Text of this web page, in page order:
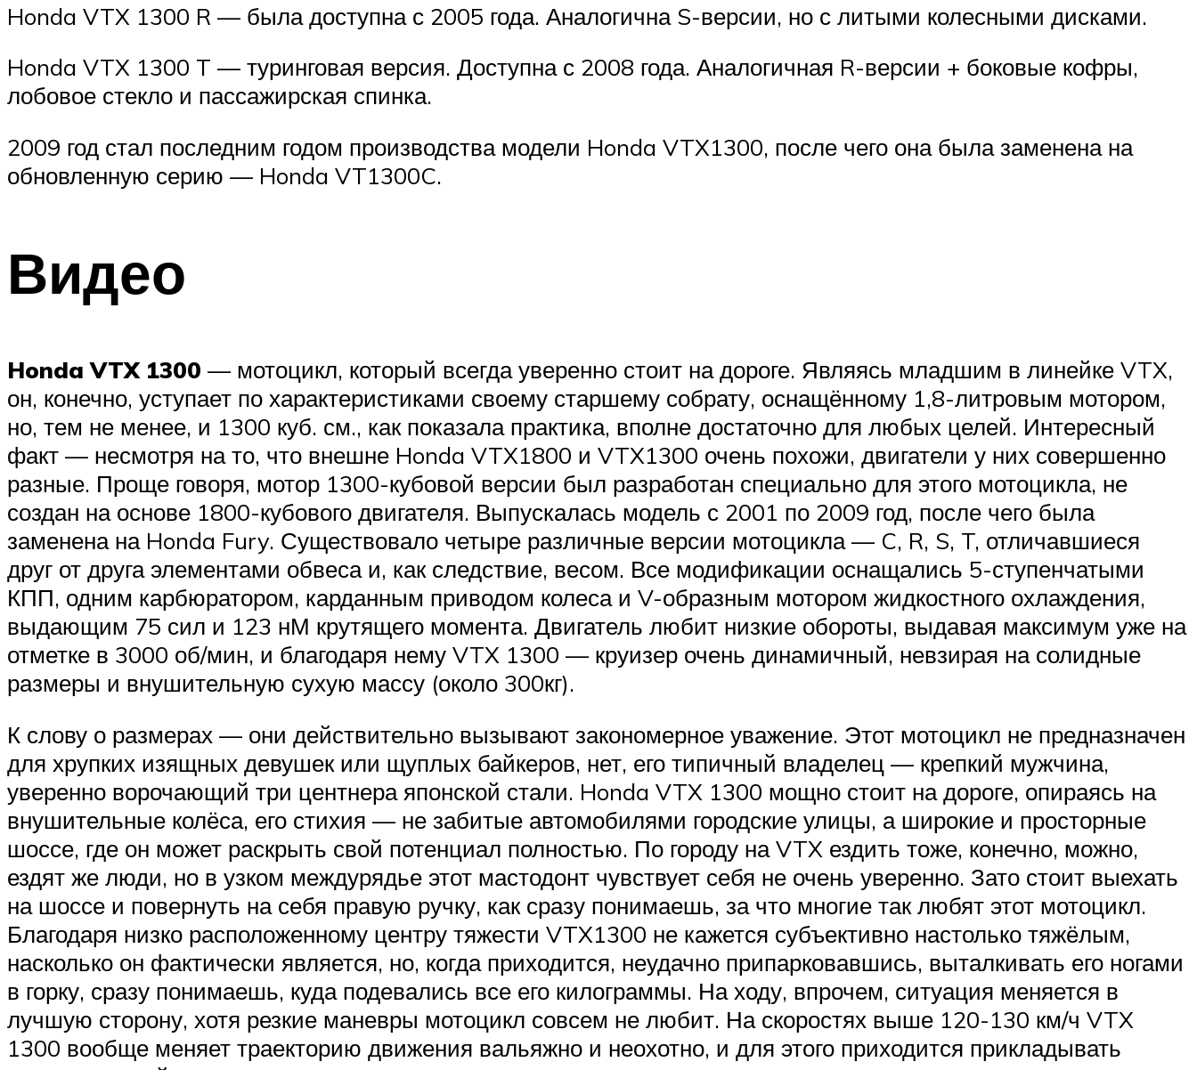
Honda VTX 1300 R — была доступна с 2005 года. Аналогична S-версии, но с литыми колесными дисками.
Honda VTX 1300 T — туринговая версия. Доступна с 2008 года. Аналогичная R-версии + боковые кофры,
лобовое стекло и пассажирская спинка.
2009 год стал последним годом производства модели Honda VTX1300, после чего она была заменена на
обновленную серию — Honda VT1300C.
Видео
Honda VTX 1300 — мотоцикл, который всегда уверенно стоит на дороге. Являясь младшим в линейке VTX,
он, конечно, уступает по характеристиками своему старшему собрату, оснащённому 1,8-литровым мотором,
но, тем не менее, и 1300 куб. см., как показала практика, вполне достаточно для любых целей. Интересный
факт — несмотря на то, что внешне Honda VTX1800 и VTX1300 очень похожи, двигатели у них совершенно
разные. Проще говоря, мотор 1300-кубовой версии был разработан специально для этого мотоцикла, не
создан на основе 1800-кубового двигателя. Выпускалась модель с 2001 по 2009 год, после чего была
заменена на Honda Fury. Существовало четыре различные версии мотоцикла — C, R, S, T, отличавшиеся
друг от друга элементами обвеса и, как следствие, весом. Все модификации оснащались 5-ступенчатыми
КПП, одним карбюратором, карданным приводом колеса и V-образным мотором жидкостного охлаждения,
выдающим 75 сил и 123 нМ крутящего момента. Двигатель любит низкие обороты, выдавая максимум уже на
отметке в 3000 об/мин, и благодаря нему VTX 1300 — круизер очень динамичный, невзирая на солидные
размеры и внушительную сухую массу (около 300кг).
К слову о размерах — они действительно вызывают закономерное уважение. Этот мотоцикл не предназначен
для хрупких изящных девушек или щуплых байкеров, нет, его типичный владелец — крепкий мужчина,
уверенно ворочающий три центнера японской стали. Honda VTX 1300 мощно стоит на дороге, опираясь на
внушительные колёса, его стихия — не забитые автомобилями городские улицы, а широкие и просторные
шоссе, где он может раскрыть свой потенциал полностью. По городу на VTX ездить тоже, конечно, можно,
ездят же люди, но в узком междурядье этот мастодонт чувствует себя не очень уверенно. Зато стоит выехать
на шоссе и повернуть на себя правую ручку, как сразу понимаешь, за что многие так любят этот мотоцикл.
Благодаря низко расположенному центру тяжести VTX1300 не кажется субъективно настолько тяжёлым,
насколько он фактически является, но, когда приходится, неудачно припарковавшись, выталкивать его ногами
в горку, сразу понимаешь, куда подевались все его килограммы. На ходу, впрочем, ситуация меняется в
лучшую сторону, хотя резкие маневры мотоцикл совсем не любит. На скоростях выше 120-130 км/ч VTX
1300 вообще меняет траекторию движения вальяжно и неохотно, и для этого приходится прикладывать